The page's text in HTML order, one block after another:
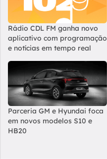
Rádio CDL FM ganha novo
aplicativo com programação
e notícias em tempo real
Parceria GM e Hyundai foca
em novos modelos S10 e
HB20